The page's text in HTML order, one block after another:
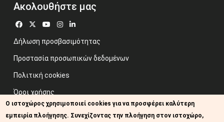
Ακολουθήστε μας
Δήλωση προσβασιμότητας
Προστασία προσωπικών δεδομένων
Πολιτική cookies
Όροι χρήσης
Προηγούμενος ιστότοπος
Ο ιστοχώρος χρησιμοποιεί cookies για να προσφέρει καλύτερη
εμπειρία πλοήγησης. Συνεχίζοντας την πλοήγηση στον ιστοχώρο,